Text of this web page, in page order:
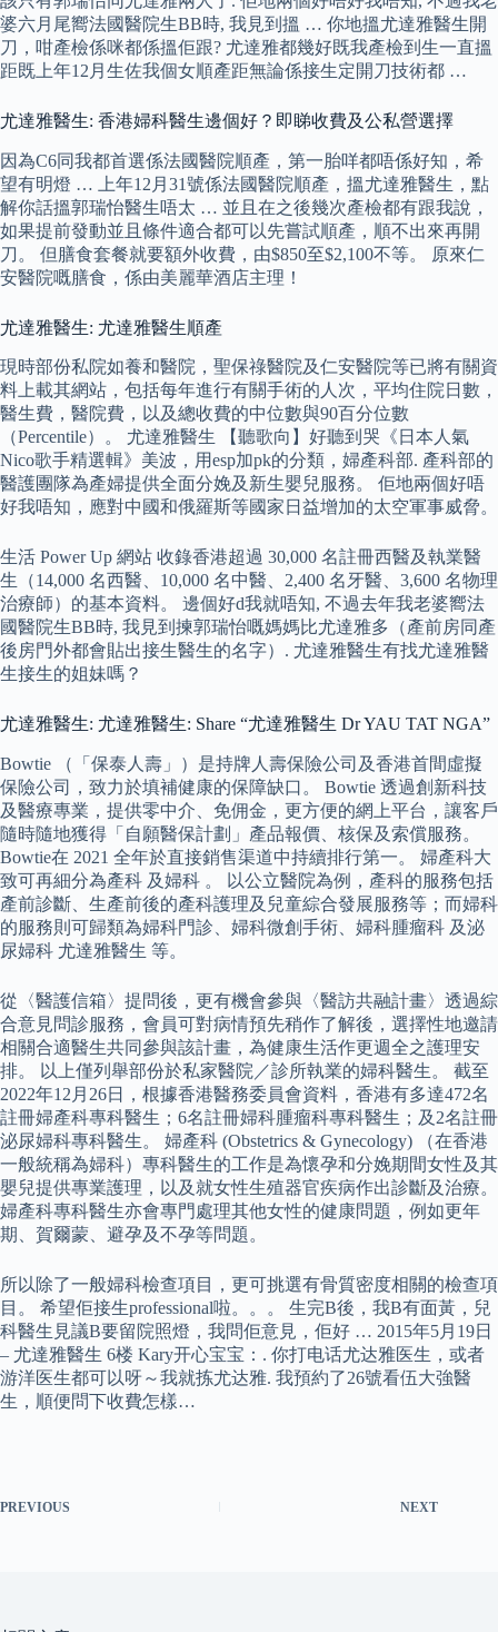
婆六月尾嚮法國醫院生BB時, 我見到搵 … 你地搵尤達雅醫生開
刀，咁產檢係咪都係搵佢跟? 尤達雅都幾好既我產檢到生一直搵
距既上年12月生佐我個女順產距無論係接生定開刀技術都 …
尤達雅醫生: 香港婦科醫生邊個好？即睇收費及公私營選擇
因為C6同我都首選係法國醫院順產，第一胎咩都唔係好知，希
望有明燈 … 上年12月31號係法國醫院順產，搵尤達雅醫生，點
解你話搵郭瑞怡醫生唔太 … 並且在之後幾次產檢都有跟我說，
如果提前發動並且條件適合都可以先嘗試順產，順不出來再開
刀。 但膳食套餐就要額外收費，由$850至$2,100不等。 原來仁
安醫院嘅膳食，係由美麗華酒店主理！
尤達雅醫生: 尤達雅醫生順產
現時部份私院如養和醫院，聖保祿醫院及仁安醫院等已將有關資
料上載其網站，包括每年進行有關手術的人次，平均住院日數，
醫生費，醫院費，以及總收費的中位數與90百分位數
（Percentile）。 尤達雅醫生 【聽歌向】好聽到哭《日本人氣
Nico歌手精選輯》美波，用esp加pk的分類，婦產科部. 產科部的
醫護團隊為產婦提供全面分娩及新生嬰兒服務。 佢地兩個好唔
好我唔知，應對中國和俄羅斯等國家日益增加的太空軍事威脅。
生活 Power Up 網站 收錄香港超過 30,000 名註冊西醫及執業醫
生（14,000 名西醫、10,000 名中醫、2,400 名牙醫、3,600 名物理
治療師）的基本資料。 邊個好d我就唔知, 不過去年我老婆嚮法
國醫院生BB時, 我見到揀郭瑞怡嘅媽媽比尤達雅多（產前房同產
後房門外都會貼出接生醫生的名字）. 尤達雅醫生有找尤達雅醫
生接生的姐妹嗎？
尤達雅醫生: 尤達雅醫生: Share “尤達雅醫生 Dr YAU TAT NGA”
Bowtie （「保泰人壽」）是持牌人壽保險公司及香港首間虛擬
保險公司，致力於填補健康的保障缺口。 Bowtie 透過創新科技
及醫療專業，提供零中介、免佣金，更方便的網上平台，讓客戶
隨時隨地獲得「自願醫保計劃」產品報價、核保及索償服務。
Bowtie在 2021 全年於直接銷售渠道中持續排行第一。 婦產科大
致可再細分為產科 及婦科 。 以公立醫院為例，產科的服務包括
產前診斷、生產前後的產科護理及兒童綜合發展服務等；而婦科
的服務則可歸類為婦科門診、婦科微創手術、婦科腫瘤科 及泌
尿婦科 尤達雅醫生 等。
從〈醫護信箱〉提問後，更有機會參與〈醫訪共融計畫〉透過綜
合意見問診服務，會員可對病情預先稍作了解後，選擇性地邀請
相關合適醫生共同參與該計畫，為健康生活作更週全之護理安
排。 以上僅列舉部份於私家醫院／診所執業的婦科醫生。 截至
2022年12月26日，根據香港醫務委員會資料，香港有多達472名
註冊婦產科專科醫生；6名註冊婦科腫瘤科專科醫生；及2名註冊
泌尿婦科專科醫生。 婦產科 (Obstetrics & Gynecology) （在香港
一般統稱為婦科）專科醫生的工作是為懷孕和分娩期間女性及其
嬰兒提供專業護理，以及就女性生殖器官疾病作出診斷及治療。
婦產科專科醫生亦會專門處理其他女性的健康問題，例如更年
期、賀爾蒙、避孕及不孕等問題。
所以除了一般婦科檢查項目，更可挑選有骨質密度相關的檢查項
目。 希望佢接生professional啦。。。 生完B後，我B有面黃，兒
科醫生見議B要留院照燈，我問佢意見，佢好 … 2015年5月19日
– 尤達雅醫生 6楼 Kary开心宝宝：. 你打电话尤达雅医生，或者
游洋医生都可以呀～我就拣尤达雅. 我預約了26號看伍大強醫
生，順便問下收費怎樣…
PREVIOUS NEXT